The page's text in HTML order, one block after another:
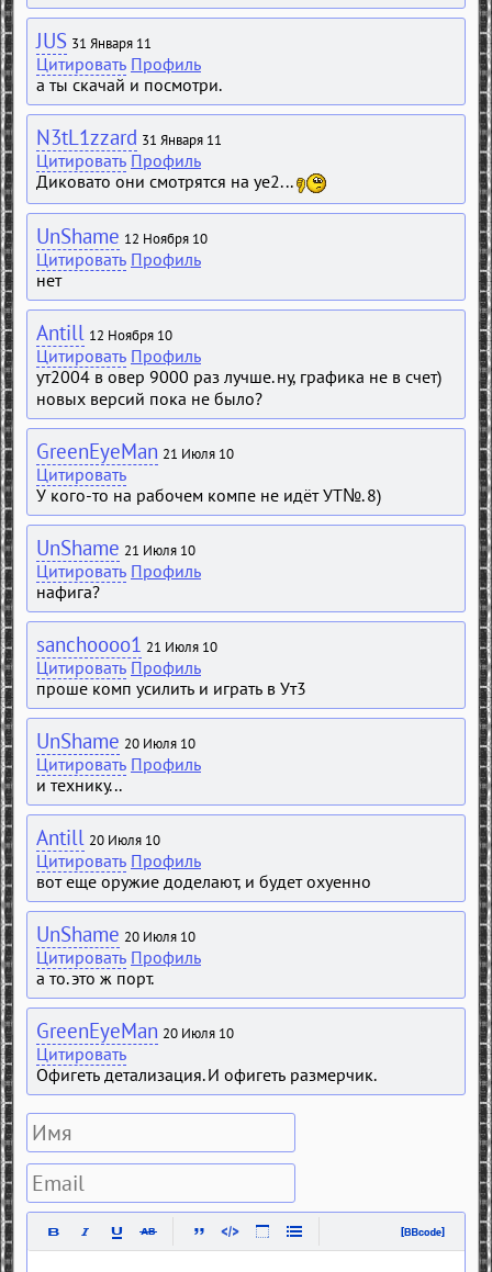
JUS 31 Января 11
Цитировать Профиль
а ты скачай и посмотри.
N3tL1zzard 31 Января 11
Цитировать Профиль
Диковато они смотрятся на уе2...
UnShame 12 Ноября 10
Цитировать Профиль
нет
Antill 12 Ноября 10
Цитировать Профиль
ут2004 в овер 9000 раз лучше. ну, графика не в счет)
новых версий пока не было?
GreenEyeMan 21 Июля 10
Цитировать
У кого-то на рабочем компе не идёт УТ№. 8)
UnShame 21 Июля 10
Цитировать Профиль
нафига?
sanchoooo1 21 Июля 10
Цитировать Профиль
проше комп усилить и играть в Ут3
UnShame 20 Июля 10
Цитировать Профиль
и технику...
Antill 20 Июля 10
Цитировать Профиль
вот еще оружие доделают, и будет охуенно
UnShame 20 Июля 10
Цитировать Профиль
а то. это ж порт.
GreenEyeMan 20 Июля 10
Цитировать
Офигеть детализация. И офигеть размерчик.